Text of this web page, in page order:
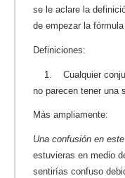
se le aclare la
de empezar la fórmula
Definiciones:
1. Cualquier
no parecen tener una
Más ampliamente:
Una confusión en
estuvieras en medio
sentirías confuso